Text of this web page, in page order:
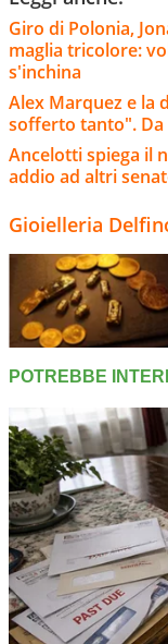
Giro di Polonia,
maglia tricolore:
s'inchina
Alex Marquez e la
sofferto tanto". Da
Ancelotti spiega il
addio ad altri
Gioielleria